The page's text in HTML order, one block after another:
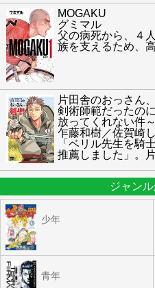
MOGAKU
グミマル
父の病死から、４
族を支えるため、高
片田舎のおっさん
剣術師範だったの
放ってくれない件～
乍藤和樹／佐賀崎
「ベリル先生を騎
推薦しました」。
ジャン
少年
青年